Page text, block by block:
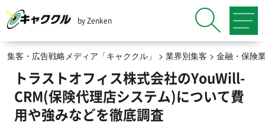
by Zenken
集客・広告戦略メディア「キャククル」 > 業界別集客 > 金融・保険
トラストオフィス株式会社のYouWill-
CRM(保険代理店システム)について費
用や強みなどを徹底調査